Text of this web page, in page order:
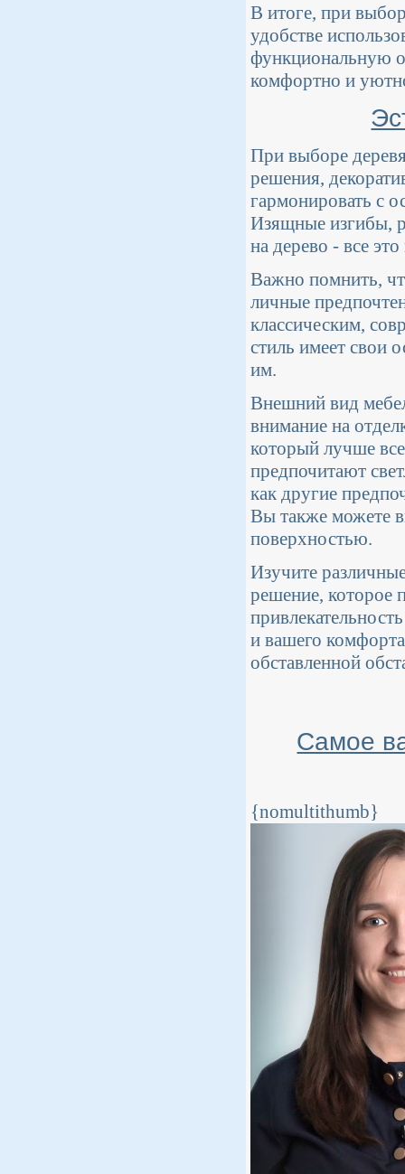
В итоге, при
удобстве
функциональную
комфортно и
При выборе
решения,
гармонировать с
Изящные изгибы,
на дерево - все
Важно помнить,
личные
классическим,
стиль имеет свои
им.
Внешний вид
внимание на
который лучше
предпочитают
как другие
Вы также можете
поверхностью.
Изучите
решение, которое
и вашего
обставленной
Самое
{nomultithumb}